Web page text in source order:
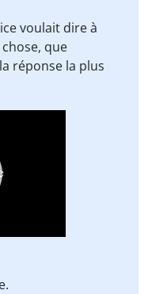
voulait dire à
que
réponse la plus